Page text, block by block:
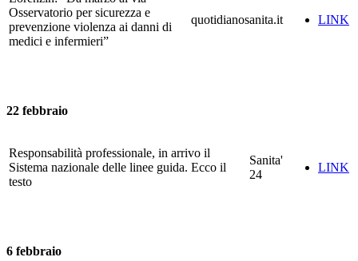
Osservatorio per sicurezza e
prevenzione violenza ai danni di
medici e infermieri”
quotidianosanita.it LINK
22 febbraio
Responsabilità professionale, in arrivo il
Sistema nazionale delle linee guida. Ecco il
testo
Sanita'
24
LINK
6 febbraio